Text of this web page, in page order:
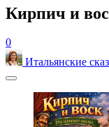
Кирпич и
0
Итальянские